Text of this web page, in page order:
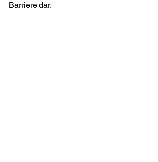
Barriere dar.